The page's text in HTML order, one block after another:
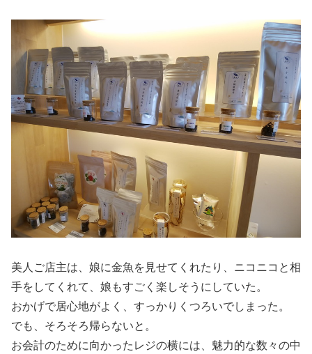
美人ご店主は、娘に金魚を見せてくれたり、ニコニコと相
手をしてくれて、娘もすごく楽しそうにしていた。
おかげで居心地がよく、すっかりくつろいでしまった。
でも、そろそろ帰らないと。
お会計のために向かったレジの横には、魅力的な数々の中